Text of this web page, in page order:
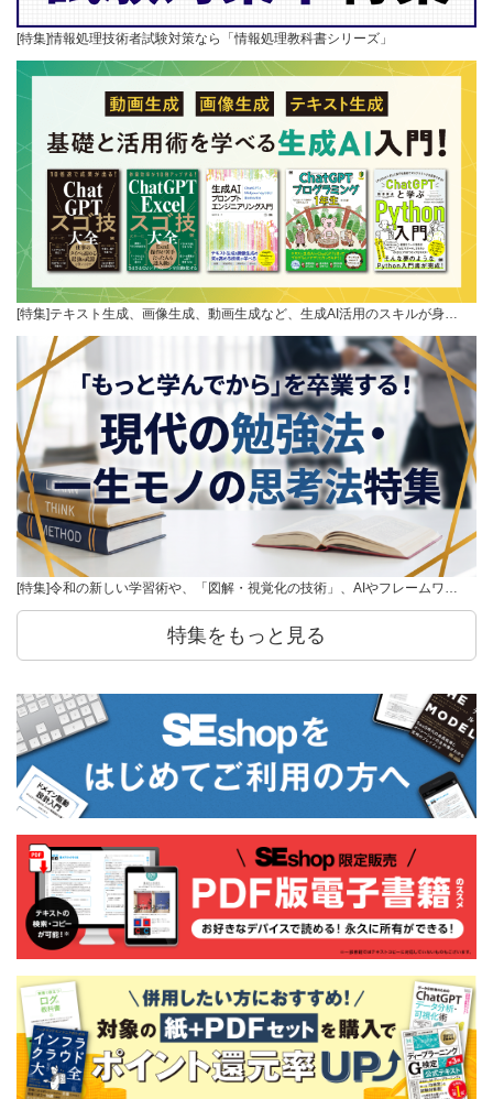
[特集]情報処理技術者試験対策なら「情報処理教科書シリーズ」
[特集]テキスト生成、画像生成、動画生成など、生成AI活用のスキルが身…
[特集]令和の新しい学習術や、「図解・視覚化の技術」、AIやフレームワ…
特集をもっと見る